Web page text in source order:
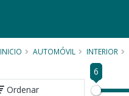
INICIO AUTOMÓVIL INTERIOR
Ordenar
6